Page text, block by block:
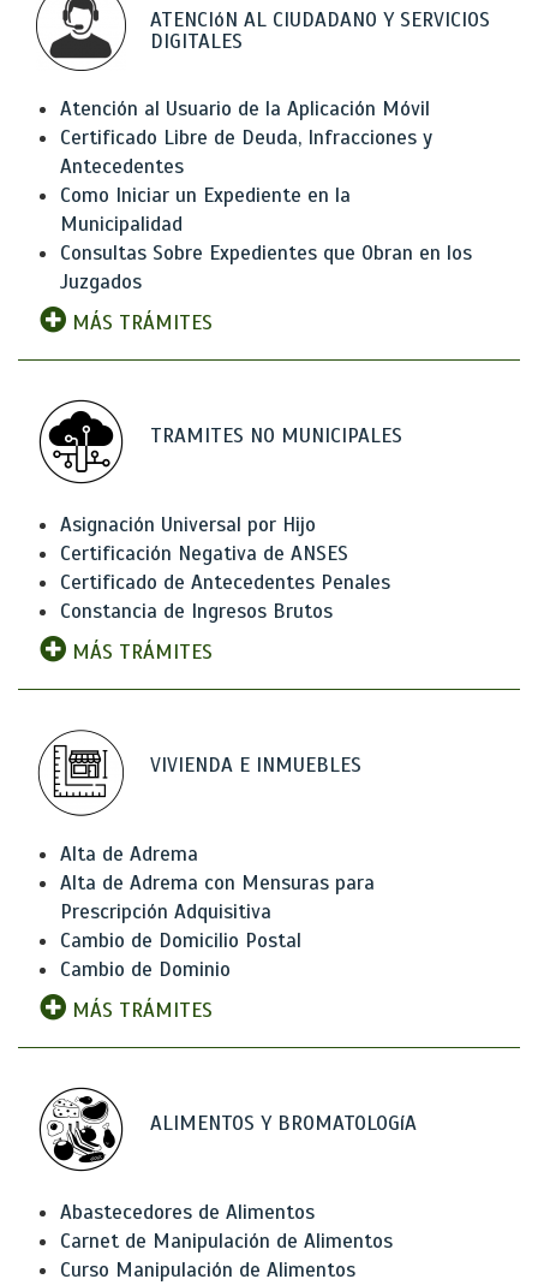
ATENCIóN AL CIUDADANO Y SERVICIOS
DIGITALES
Atención al Usuario de la Aplicación Móvil
Certificado Libre de Deuda, Infracciones y
Antecedentes
Como Iniciar un Expediente en la
Municipalidad
Consultas Sobre Expedientes que Obran en los
Juzgados
MÁS TRÁMITES
TRAMITES NO MUNICIPALES
Asignación Universal por Hijo
Certificación Negativa de ANSES
Certificado de Antecedentes Penales
Constancia de Ingresos Brutos
MÁS TRÁMITES
VIVIENDA E INMUEBLES
Alta de Adrema
Alta de Adrema con Mensuras para
Prescripción Adquisitiva
Cambio de Domicilio Postal
Cambio de Dominio
MÁS TRÁMITES
ALIMENTOS Y BROMATOLOGíA
Abastecedores de Alimentos
Carnet de Manipulación de Alimentos
Curso Manipulación de Alimentos